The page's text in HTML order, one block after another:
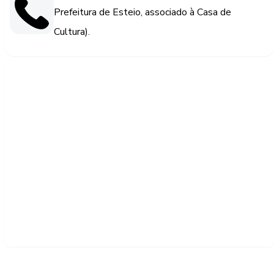
Prefeitura de Esteio, associado à Casa de
Cultura).